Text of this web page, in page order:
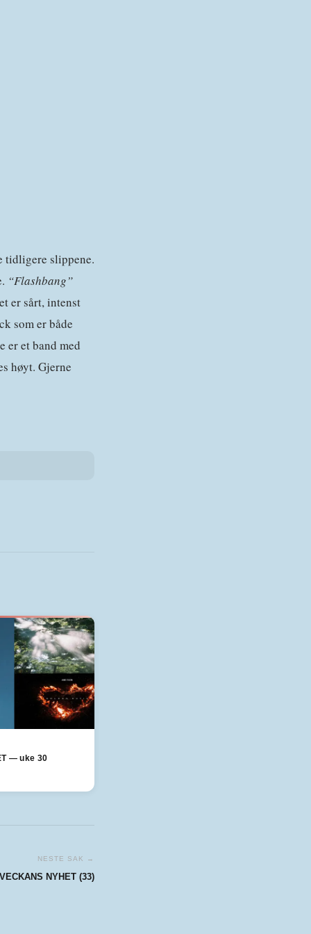
tidligere slippene.
“Flashbang”
er sårt, intenst
som er både
er et band med
høyt. Gjerne
— uke 30
NESTE SAK →
VECKANS NYHET (33)